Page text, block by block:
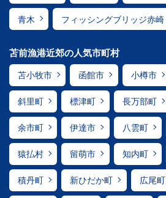
青木 フィッシングブリッジ赤崎
苫前漁港近郊の人気市町村
苫小牧市 函館市 小樽市
斜里町 標津町 長万部町
余市町 伊達市 八雲町
猿払村 留萌市 知内町
積丹町 新ひだか町 広尾町